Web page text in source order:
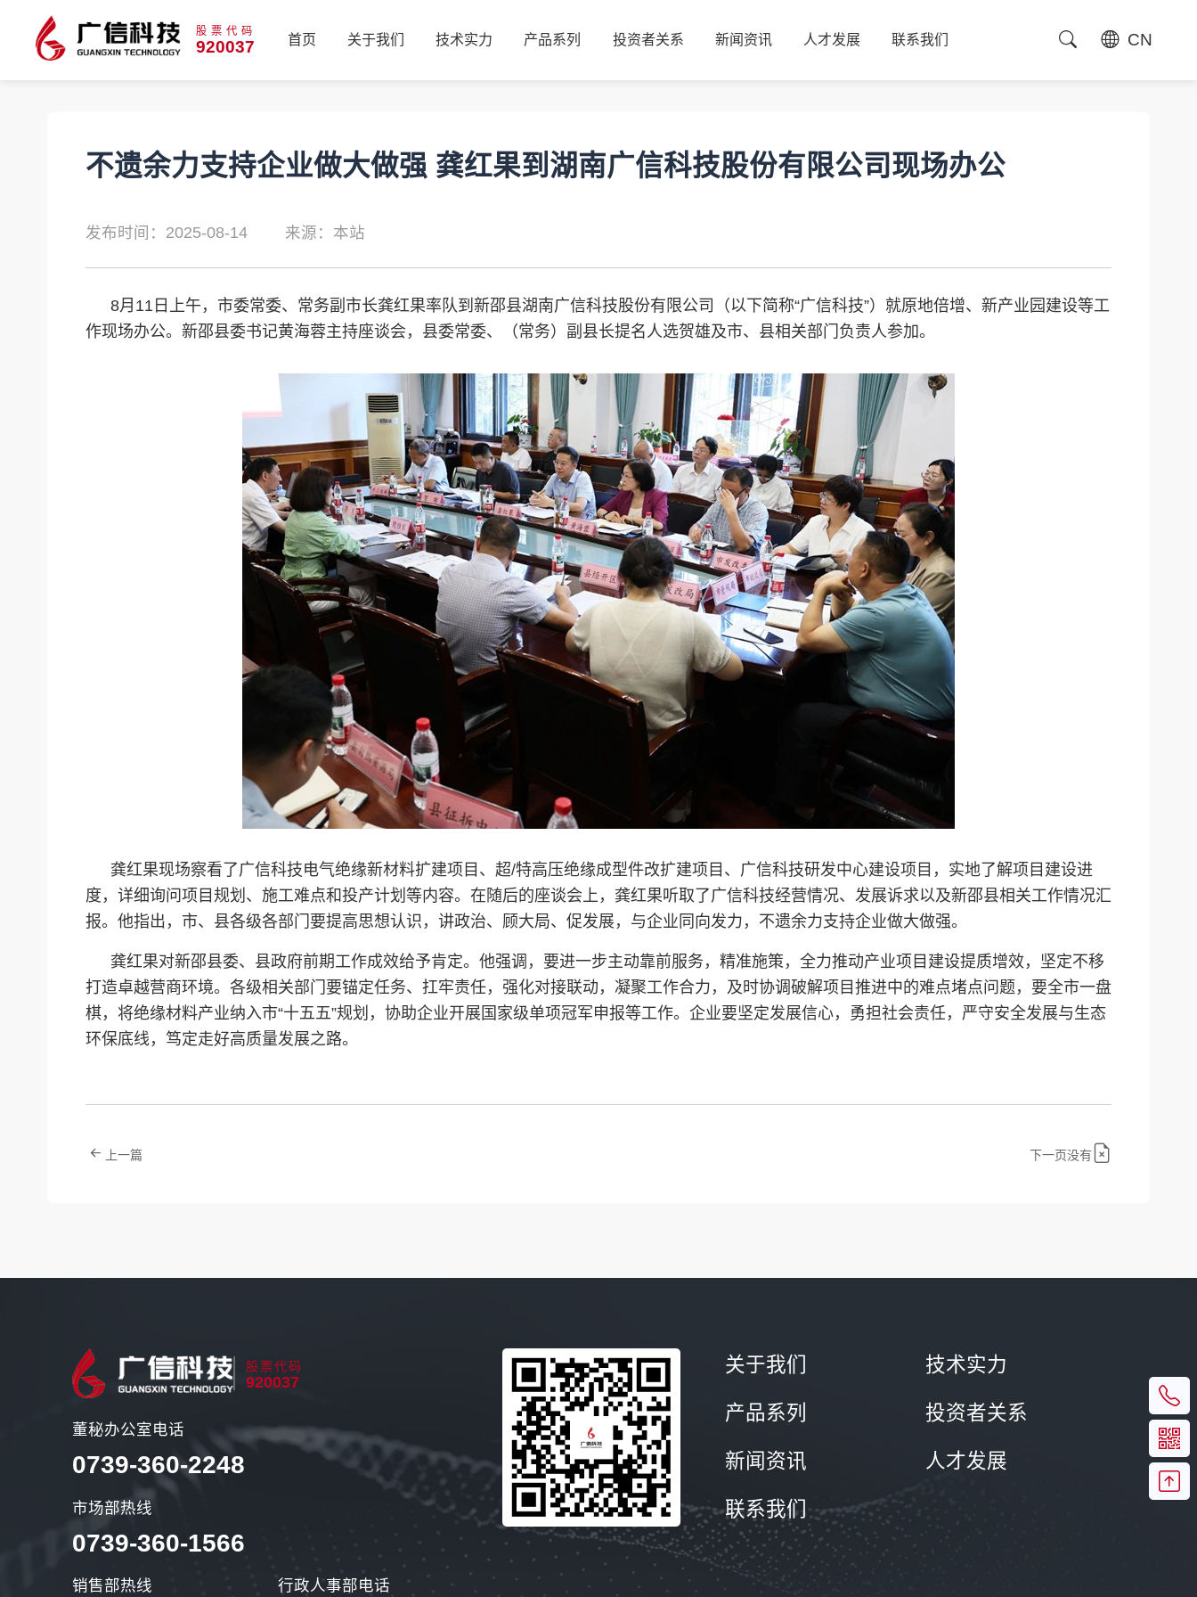
股票代码
920037 首页 关于我们 技术实力 产品系列 投资者关系 新闻资讯 人才发展 联系我们 CN
不遗余力支持企业做大做强 龚红果到湖南广信科技股份有限公司现场办公
发布时间：2025-08-14 来源：本站
8月11日上午，市委常委、常务副市长龚红果率队到新邵县湖南广信科技股份有限公司（以下简称“广信科技”）就原地倍增、新产业园建设等工
作现场办公。新邵县委书记黄海蓉主持座谈会，县委常委、（常务）副县长提名人选贺雄及市、县相关部门负责人参加。
龚红果现场察看了广信科技电气绝缘新材料扩建项目、超/特高压绝缘成型件改扩建项目、广信科技研发中心建设项目，实地了解项目建设进
度，详细询问项目规划、施工难点和投产计划等内容。 在随后的座谈会上，龚红果听取了广信科技经营情况、发展诉求以及新邵县相关工作情况汇
报。他指出，市、县各级各部门要提高思想认识，讲政治、顾大局、促发展，与企业同向发力，不遗余力支持企业做大做强。
龚红果对新邵县委、县政府前期工作成效给予肯定。他强调，要进一步主动靠前服务，精准施策，全力推动产业项目建设提质增效，坚定不移
打造卓越营商环境。各级相关部门要锚定任务、扛牢责任，强化对接联动，凝聚工作合力，及时协调破解项目推进中的难点堵点问题，要全市一盘
棋，将绝缘材料产业纳入市“十五五”规划，协助企业开展国家级单项冠军申报等工作。企业要坚定发展信心，勇担社会责任，严守安全发展与生态
环保底线，笃定走好高质量发展之路。
上一篇 下一页没有
股票代码
920037
董秘办公室电话
0739-360-2248
市场部热线
0739-360-1566
销售部热线 行政人事部电话
关于我们 技术实力
产品系列 投资者关系
新闻资讯 人才发展
联系我们